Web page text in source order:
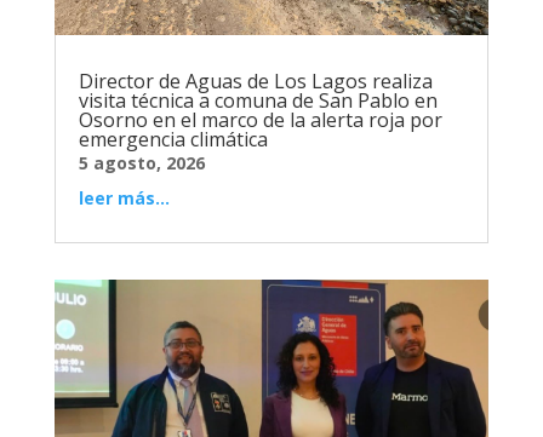
Director de Aguas de Los Lagos realiza
visita técnica a comuna de San Pablo en
Osorno en el marco de la alerta roja por
emergencia climática
5 agosto, 2026
leer más...